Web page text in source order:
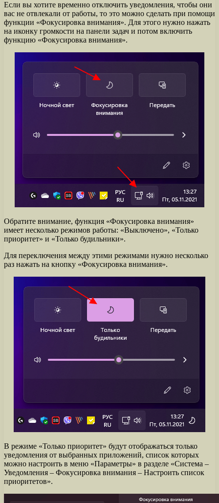
Если вы хотите временно отключить уведомления, чтобы они
вас не отвлекали от работы, то это можно сделать при помощи
функции «Фокусировка внимания». Для этого нужно нажать
на иконку громкости на панели задач и потом включить
функцию «Фокусировка внимания».
Обратите внимание, функция «Фокусировка внимания»
имеет несколько режимов работы: «Выключено», «Только
приоритет» и «Только будильники».
Для переключения между этими режимами нужно несколько
раз нажать на кнопку «Фокусировка внимания».
В режиме «Только приоритет» будут отображаться только
уведомления от выбранных приложений, список которых
можно настроить в меню «Параметры» в разделе «Система –
Уведомления – Фокусировка внимания – Настроить список
приоритетов».